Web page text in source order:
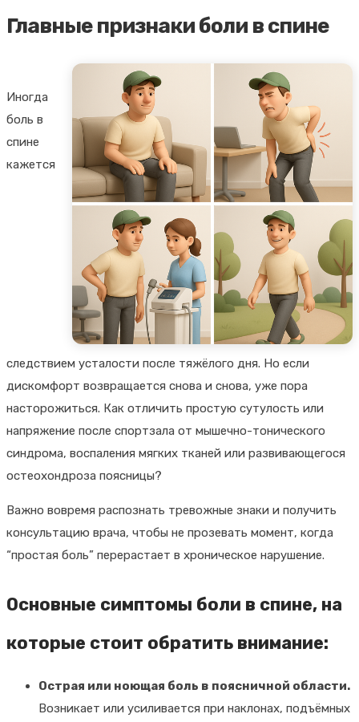
Главные признаки боли в спине
Иногда
боль в
спине
кажется
следствием усталости после тяжёлого дня. Но если
дискомфорт возвращается снова и снова, уже пора
насторожиться. Как отличить простую сутулость или
напряжение после спортзала от мышечно-тонического
синдрома, воспаления мягких тканей или развивающегося
остеохондроза поясницы?
Важно вовремя распознать тревожные знаки и получить
консультацию врача, чтобы не прозевать момент, когда
“простая боль” перерастает в хроническое нарушение.
Основные симптомы боли в спине, на
которые стоит обратить внимание:
Острая или ноющая боль в поясничной области.
Возникает или усиливается при наклонах, подъёмных